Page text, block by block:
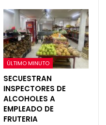
ÚLTIMO MINUTO
SECUESTRAN
INSPECTORES DE
ALCOHOLES A
EMPLEADO DE
FRUTERIA